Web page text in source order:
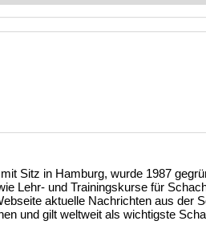
Sitz in Hamburg, wurde 1987
Lehr- und Trainingskurse für
aktuelle Nachrichten aus der
und gilt weltweit als wichtigste